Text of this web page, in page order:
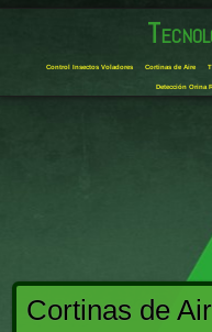
Control Insectos Voladores Cortinas de Aire
Detección Orina
Cortinas de